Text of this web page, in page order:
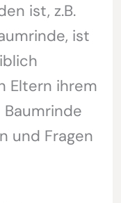
ist, z.B.
ist
Eltern ihrem
Baumrinde
und Fragen